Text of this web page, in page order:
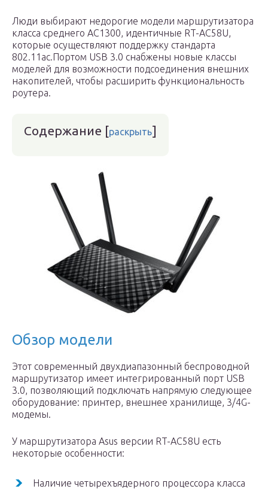
Люди выбирают недорогие модели маршрутизатора
класса среднего AC1300, идентичные RT-AC58U,
которые осуществляют поддержку стандарта
802.11ac.Портом USB 3.0 снабжены новые классы
моделей для возможности подсоединения внешних
накопителей, чтобы расширить функциональность
роутера.
Содержание [раскрыть]
Обзор модели
Этот современный двухдиапазонный беспроводной
маршрутизатор имеет интегрированный порт USB
3.0, позволяющий подключать напрямую следующее
оборудование: принтер, внешнее хранилище, 3/4G-
модемы.
У маршрутизатора Asus версии RT-AC58U есть
некоторые особенности:
Наличие четырехъядерного процессора класса